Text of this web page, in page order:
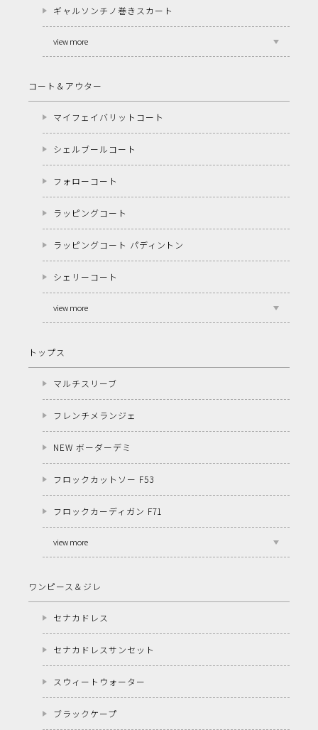
ギャルソンチノ巻きスカート
view more
コート＆アウター
マイフェイバリットコート
シェルブールコート
フォローコート
ラッピングコート
ラッピングコート パディントン
シェリーコート
view more
トップス
マルチスリーブ
フレンチメランジェ
NEW ボーダーデミ
フロックカットソー F53
フロックカーディガン F71
view more
ワンピース＆ジレ
セナカドレス
セナカドレスサンセット
スウィートウォーター
ブラックケープ